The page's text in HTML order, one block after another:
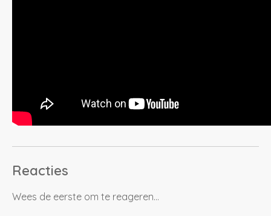
Reacties
Wees de eerste om te reageren...